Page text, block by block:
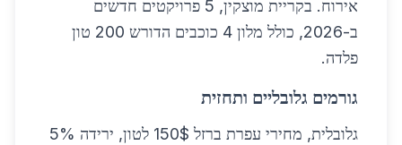
אירוח. בקריית מוצקין, 5 פרויקטים חדשים
ב-2026, כולל מלון 4 כוכבים הדורש 200 טון
פלדה.
גורמים גלובליים ותחזית
גלובלית, מחירי עפרת ברזל 150$ לטון, ירידה 5%